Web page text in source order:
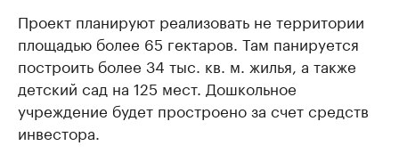
Проект планируют реализовать не территории
площадью более 65 гектаров. Там панируется
построить более 34 тыс. кв. м. жилья, а также
детский сад на 125 мест. Дошкольное
учреждение будет простроено за счет средств
инвестора.